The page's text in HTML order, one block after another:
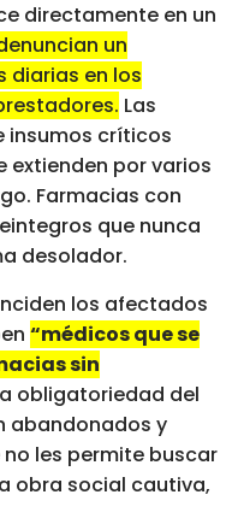
directamente en un
un
diarias en los
Las
insumos críticos
extienden por varios
Farmacias con
que nunca
desolador.
los afectados
“médicos que se
sin
obligatoriedad del
abandonados y
les permite buscar
obra social cautiva,